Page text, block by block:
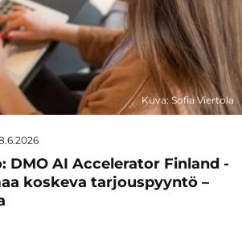
Kuva: Sofia Viertola
DMO AI Accelerator Finland -
koskeva tarjouspyyntö –